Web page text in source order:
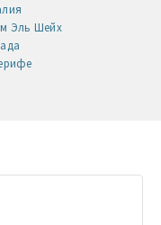
Эль Шейх